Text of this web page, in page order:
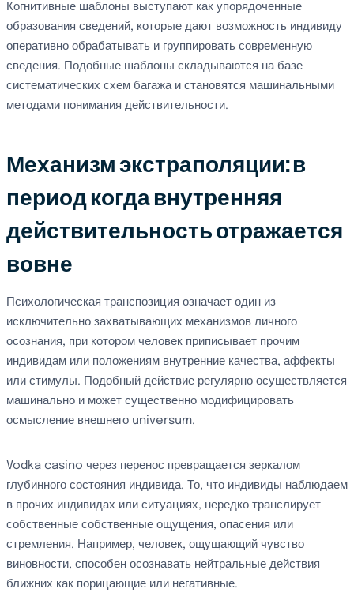
Когнитивные шаблоны выступают как упорядоченные
образования сведений, которые дают возможность индивиду
оперативно обрабатывать и группировать современную
сведения. Подобные шаблоны складываются на базе
систематических схем багажа и становятся машинальными
методами понимания действительности.
Механизм экстраполяции: в
период когда внутренняя
действительность отражается
вовне
Психологическая транспозиция означает один из
исключительно захватывающих механизмов личного
осознания, при котором человек приписывает прочим
индивидам или положениям внутренние качества, аффекты
или стимулы. Подобный действие регулярно осуществляется
машинально и может существенно модифицировать
осмысление внешнего universum.
Vodka casino через перенос превращается зеркалом
глубинного состояния индивида. То, что индивиды наблюдаем
в прочих индивидах или ситуациях, нередко транслирует
собственные собственные ощущения, опасения или
стремления. Например, человек, ощущающий чувство
виновности, способен осознавать нейтральные действия
ближних как порицающие или негативные.